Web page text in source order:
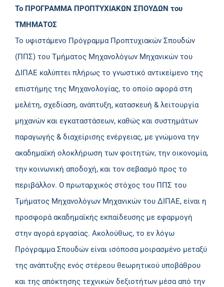
Το ΠΡΟΓΡΑΜΜΑ ΠΡΟΠΤΥΧΙΑΚΩΝ ΣΠΟΥΔΩΝ του
ΤΜΗΜΑΤΟΣ
Το υφιστάμενο Πρόγραμμα Προπτυχιακών Σπουδών
(ΠΠΣ) του Τμήματος Μηχανολόγων Μηχανικών του
ΔΙΠΑΕ καλύπτει πλήρως το γνωστικό αντικείμενο της
επιστήμης της Μηχανολογίας, το οποίο αφορά στη
μελέτη, σχεδίαση, ανάπτυξη, κατασκευή & λειτουργία
μηχανών και εγκαταστάσεων, καθώς και συστημάτων
παραγωγής & διαχείρισης ενέργειας, με γνώμονα την
ακαδημαϊκή ολοκλήρωση των φοιτητών, την οικονομία,
την κοινωνική αποδοχή, και τον σεβασμό προς το
περιβάλλον. Ο πρωταρχικός στόχος του ΠΠΣ του
Τμήματος Μηχανολόγων Μηχανικών του ΔΙΠΑΕ, είναι η
προσφορά ακαδημαϊκής εκπαίδευσης με εφαρμογή
στην αγορά εργασίας. Ακολούθως, το εν λόγω
Πρόγραμμα Σπουδών είναι ισόποσα μοιρασμένο μεταξύ
της ανάπτυξης ενός στέρεου θεωρητικού υποβάθρου
και της απόκτησης τεχνικών δεξιοτήτων μέσα από την